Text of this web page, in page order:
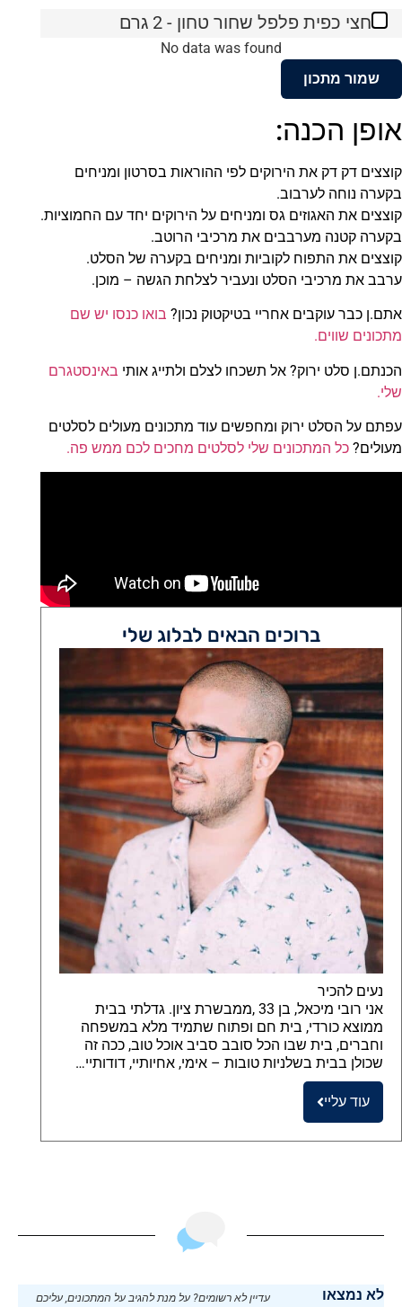
ברוכים הבאים לבלוג שלי
נעים להכיר
אני רובי מיכאל, בן 33 ,ממבשרת ציון. גדלתי בבית
ממוצא כורדי, בית חם ופתוח שתמיד מלא במשפחה
וחברים, בית שבו הכל סובב סביב אוכל טוב, ככה זה
שכולן בבית בשלניות טובות – אימי, אחיותיי, דודותיי…
עוד עליי
חצי כפית פלפל שחור טחון - 2 גרם
No data was found
שמור מתכון
אופן הכנה:
קוצצים דק דק את הירוקים לפי ההוראות בסרטון ומניחים
בקערה נוחה לערבוב.
קוצצים את האגוזים גס ומניחים על הירוקים יחד עם החמוציות.
בקערה קטנה מערבבים את מרכיבי הרוטב.
קוצצים את התפוח לקוביות ומניחים בקערה של הסלט.
ערבב את מרכיבי הסלט ונעביר לצלחת הגשה – מוכן.
אתם.ן כבר עוקבים אחריי בטיקטוק נכון? בואו כנסו יש שם
מתכונים שווים.
הכנתם.ן סלט ירוק? אל תשכחו לצלם ולתייג אותי באינסטגרם
שלי.
עפתם על הסלט ירוק ומחפשים עוד מתכונים מעולים לסלטים
מעולים? כל המתכונים שלי לסלטים מחכים לכם ממש פה.
לא נמצאו
עדיין לא רשומים? על מנת להגיב על המתכונים, עליכם